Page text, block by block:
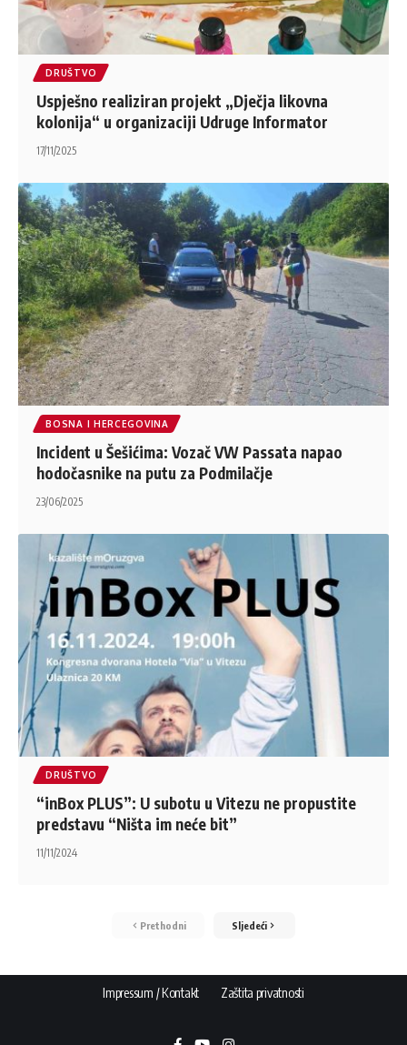
DRUŠTVO
Uspješno realiziran projekt „Dječja likovna
kolonija“ u organizaciji Udruge Informator
17/11/2025
BOSNA I HERCEGOVINA
Incident u Šešićima: Vozač VW Passata napao
hodočasnike na putu za Podmilačje
23/06/2025
DRUŠTVO
“inBox PLUS”: U subotu u Vitezu ne propustite
predstavu “Ništa im neće bit”
11/11/2024
Prethodni Sljedeći
Impressum / Kontakt Zaštita privatnosti